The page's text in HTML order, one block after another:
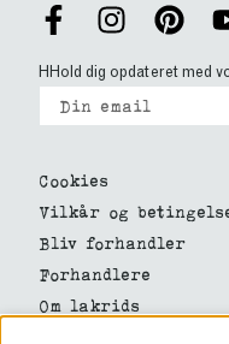
HHold dig opdateret med
Cookies
Vilkår og
Bliv forhandler
Forhandlere
Om lakrids